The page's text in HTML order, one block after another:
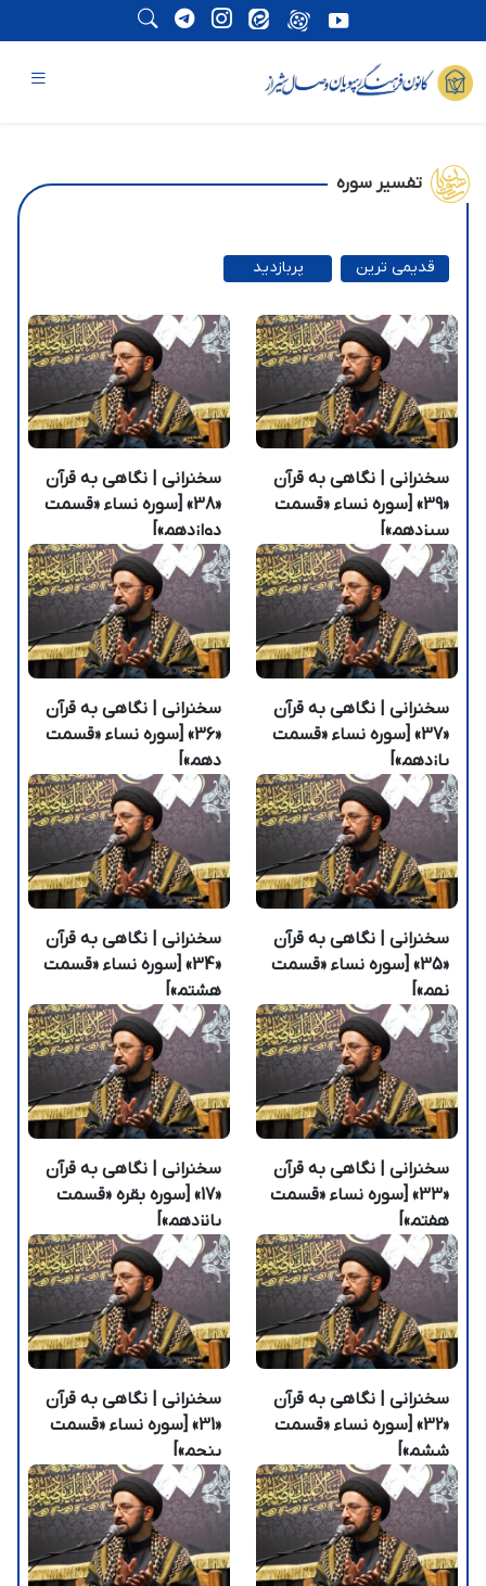
تفسیر سوره
پربازدید
قدیمی ترین
سخنرانی | نگاهی به قرآن
«39» [سوره نساء «قسمت
سیزدهم»]
سخنرانی | نگاهی به قرآن
«38» [سوره نساء «قسمت
دوازدهم»]
سخنرانی | نگاهی به قرآن
«37» [سوره نساء «قسمت
یازدهم»]
سخنرانی | نگاهی به قرآن
«36» [سوره نساء «قسمت
دهم»]
سخنرانی | نگاهی به قرآن
«35» [سوره نساء «قسمت
نهم»]
سخنرانی | نگاهی به قرآن
«34» [سوره نساء «قسمت
هشتم»]
سخنرانی | نگاهی به قرآن
«33» [سوره نساء «قسمت
هفتم»]
سخنرانی | نگاهی به قرآن
«17» [سوره بقره «قسمت
پانزدهم»]
سخنرانی | نگاهی به قرآن
«32» [سوره نساء «قسمت
ششم»]
سخنرانی | نگاهی به قرآن
«31» [سوره نساء «قسمت
پنجم»]